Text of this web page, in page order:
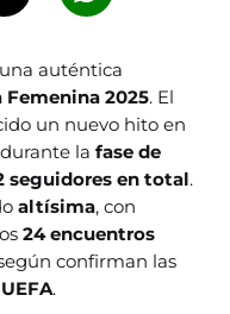
auténtica
Femenina 2025. El
un nuevo hito en
durante lafase de
seguidores en total.
altísima, con
24 encuentros
confirman las
UEFA.